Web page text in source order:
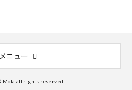
メニュー
Mola all rights reserved.